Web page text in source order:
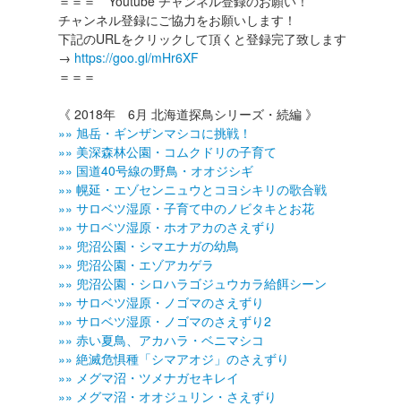
チャンネル登録にご協力をお願いします！
下記のURLをクリックして頂くと登録完了致します
→ https://goo.gl/mHr6XF
＝＝＝
《 2018年 6月 北海道探鳥シリーズ・続編 》
»» 旭岳・ギンザンマシコに挑戦！
»» 美深森林公園・コムクドリの子育て
»» 国道40号線の野鳥・オオジシギ
»» 幌延・エゾセンニュウとコヨシキリの歌合戦
»» サロベツ湿原・子育て中のノビタキとお花
»» サロベツ湿原・ホオアカのさえずり
»» 兜沼公園・シマエナガの幼鳥
»» 兜沼公園・エゾアカゲラ
»» 兜沼公園・シロハラゴジュウカラ給餌シーン
»» サロベツ湿原・ノゴマのさえずり
»» サロベツ湿原・ノゴマのさえずり2
»» 赤い夏鳥、アカハラ・ベニマシコ
»» 絶滅危惧種「シマアオジ」のさえずり
»» メグマ沼・ツメナガセキレイ
»» メグマ沼・オオジュリン・さえずり